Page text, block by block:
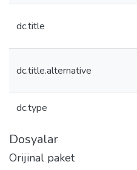
dc.title
dc.title.alternative
dc.type
Dosyalar
Orijinal paket